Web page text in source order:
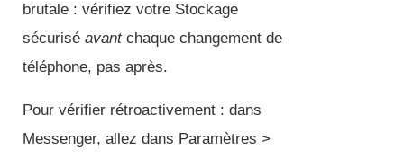
brutale : vérifiez votre Stockage
sécurisé avantchaque changement de
téléphone, pas après.
Pour vérifier rétroactivement : dans
Messenger, allez dans Paramètres >